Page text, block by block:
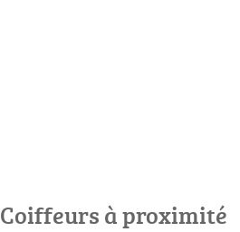
Coiffeurs à proximité